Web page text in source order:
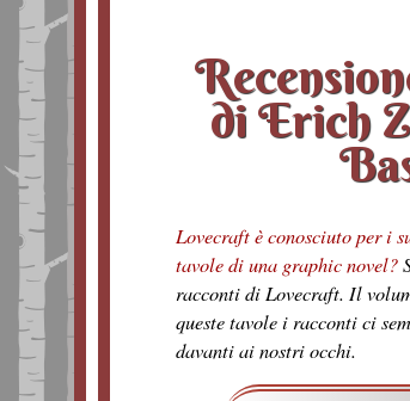
di Erich
Lovecraft è conosciuto per i
tavole di una graphic novel?
racconti di Lovecraft. Il
queste tavole i racconti ci
davanti ai nostri occhi.